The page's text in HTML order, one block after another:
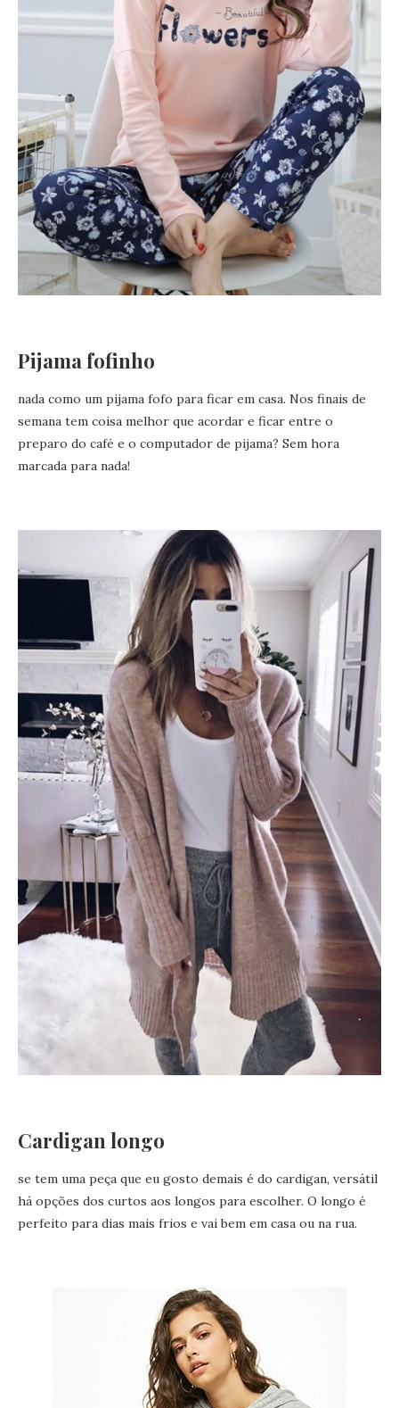
Pijama fofinho
nada como um pijama fofo para ficar em casa. Nos finais de
semana tem coisa melhor que acordar e ficar entre o
preparo do café e o computador de pijama? Sem hora
marcada para nada!
Cardigan longo
se tem uma peça que eu gosto demais é do cardigan, versátil
há opções dos curtos aos longos para escolher. O longo é
perfeito para dias mais frios e vai bem em casa ou na rua.